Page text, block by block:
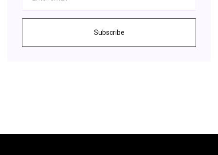
Subscribe